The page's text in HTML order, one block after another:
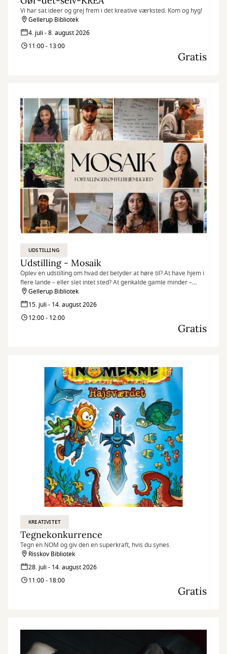
Vi har sat ideer og grej frem i det kreative værksted. Kom og hyg!
Gellerup Bibliotek
4. juli - 8. august 2026
11:00 - 13:00
Gratis
UDSTILLING
Udstilling - Mosaik
Oplev en udstilling om hvad det betyder at høre til? At have hjem i
flere lande – eller slet intet sted? At genkalde gamle minder –
egne som overleverede? At være en del af fællesskabet – og
alligevel stå ud fra mængden?
Gellerup Bibliotek
15. juli - 14. august 2026
12:00 - 12:00
Gratis
KREATIVITET
Tegnekonkurrence
Tegn en NOM og giv den en superkraft, hvis du synes.
Risskov Bibliotek
28. juli - 14. august 2026
11:00 - 18:00
Gratis